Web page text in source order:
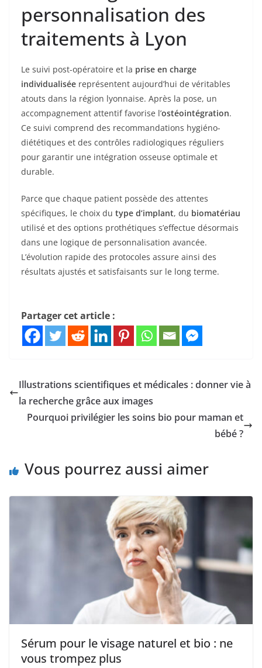
personnalisation des
traitements à Lyon
Le suivi post-opératoire et la prise en charge
individualisée représentent aujourd’hui de véritables
atouts dans la région lyonnaise. Après la pose, un
accompagnement attentif favorise l’ostéointégration.
Ce suivi comprend des recommandations hygiéno-
diététiques et des contrôles radiologiques réguliers
pour garantir une intégration osseuse optimale et
durable.
Parce que chaque patient possède des attentes
spécifiques, le choix du type d’implant, du biomatériau
utilisé et des options prothétiques s’effectue désormais
dans une logique de personnalisation avancée.
L’évolution rapide des protocoles assure ainsi des
résultats ajustés et satisfaisants sur le long terme.
Partager cet article :
Illustrations scientifiques et médicales : donner vie à
la recherche grâce aux images
Pourquoi privilégier les soins bio pour maman et
bébé ?
Vous pourrez aussi aimer
Sérum pour le visage naturel et bio : ne
vous trompez plus